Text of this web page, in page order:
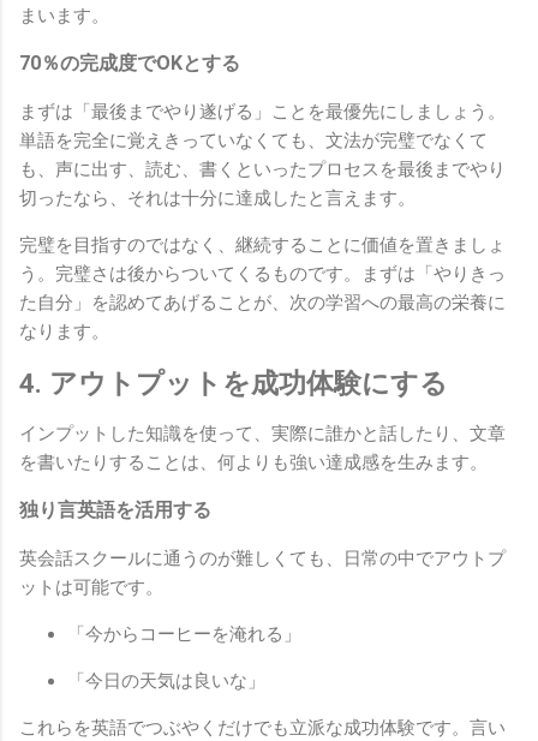
まいます。
70％の完成度でOKとする
まずは「最後までやり遂げる」ことを最優先にしましょう。
単語を完全に覚えきっていなくても、文法が完璧でなくて
も、声に出す、読む、書くといったプロセスを最後までやり
切ったなら、それは十分に達成したと言えます。
完璧を目指すのではなく、継続することに価値を置きましょ
う。完璧さは後からついてくるものです。まずは「やりきっ
た自分」を認めてあげることが、次の学習への最高の栄養に
なります。
4. アウトプットを成功体験にする
インプットした知識を使って、実際に誰かと話したり、文章
を書いたりすることは、何よりも強い達成感を生みます。
独り言英語を活用する
英会話スクールに通うのが難しくても、日常の中でアウトプ
ットは可能です。
「今からコーヒーを淹れる」
「今日の天気は良いな」
これらを英語でつぶやくだけでも立派な成功体験です。言い